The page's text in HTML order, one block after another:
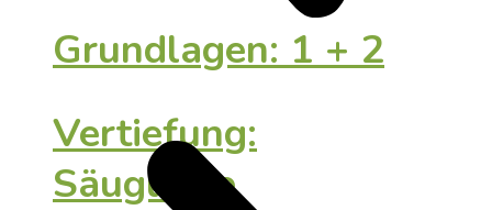
Grundlagen: 1 + 2
Vertiefung:
Säuglinge